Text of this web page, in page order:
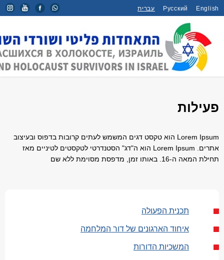
English
Русский עברית
דף הבית / פעילות
פעילות
Lorem Ipsum הוא טקסט דגים המשמש לעתים קרובות בדפוס ובעיצוב
אתרים. Lorem Ipsum הוא ה"דג" הסטנדרטי לטקסטים לטיניים מאז
תחילת המאה ה-16. באותו זמן, מדפסת מסוימת ללא שם
תכנית הפעולה
איחוד הארגונים של דור המלחמה
המשכיות הדורות